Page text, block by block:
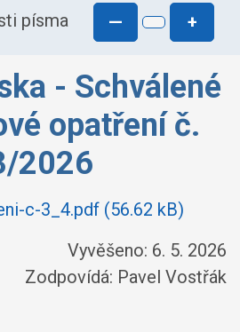
písma — +
- Schválené
opatření č.
2026
c-3_4.pdf (56.62 kB)
Vyvěšeno: 6. 5. 2026
Zodpovídá: Pavel Vostřák